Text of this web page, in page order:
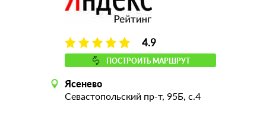
4.9
ПОСТРОИТЬ МАРШРУТ
Ясенево
Севастопольский пр-т, 95Б, с.4